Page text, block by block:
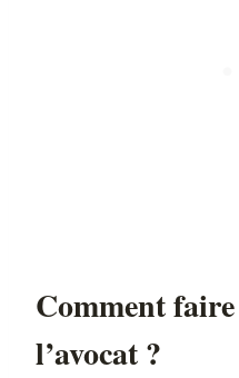
Comment
l’avocat ?